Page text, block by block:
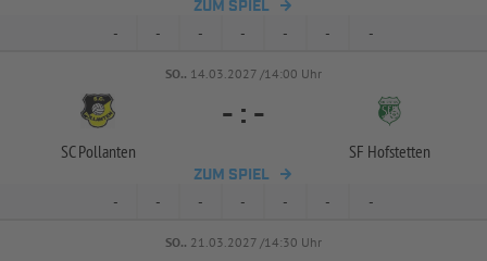
ZUM SPIEL
- - - - - - -
SO.. 14.03.2027 /14:00 Uhr
SC Pollanten
- : -
SF Hofstetten
ZUM SPIEL
- - - - - - -
SO.. 21.03.2027 /14:30 Uhr